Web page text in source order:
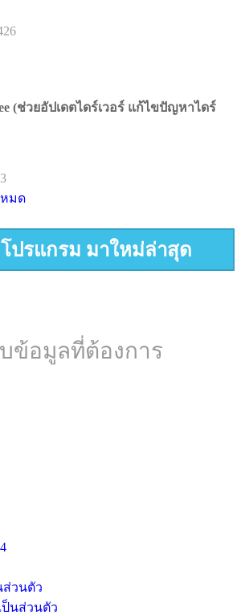
(ช่วยอัปเดตไดร์เวอร์ แก้ไขปัญหาไดร์
มด
ปรแกรม มาใหม่ล่าสุด
ข้อมูลที่ต้องการ
4
ส่วนตัว
ป็นส่วนตัว